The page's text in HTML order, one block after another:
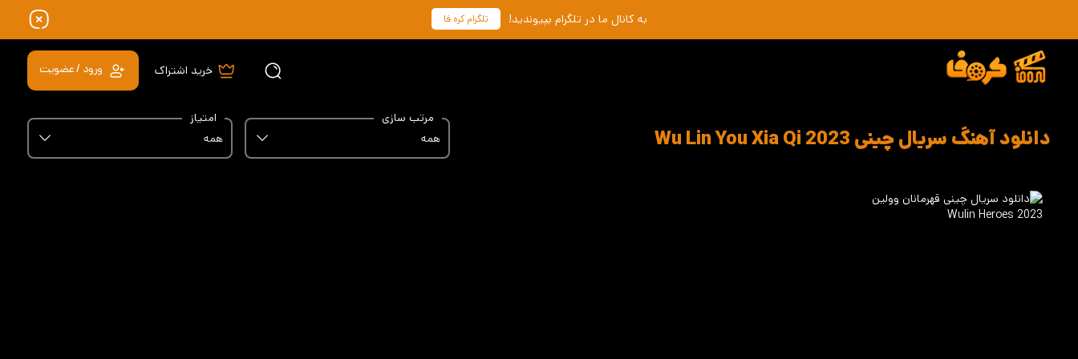
به کانال ما در تلگرام بپیوندید! تلگرام کره فا
خرید اشتراک ورود / عضویت
دانلود آهنگ سریال چینی Wu Lin You Xia Qi 2023
مرتب سازی
همه
امتیاز
همه